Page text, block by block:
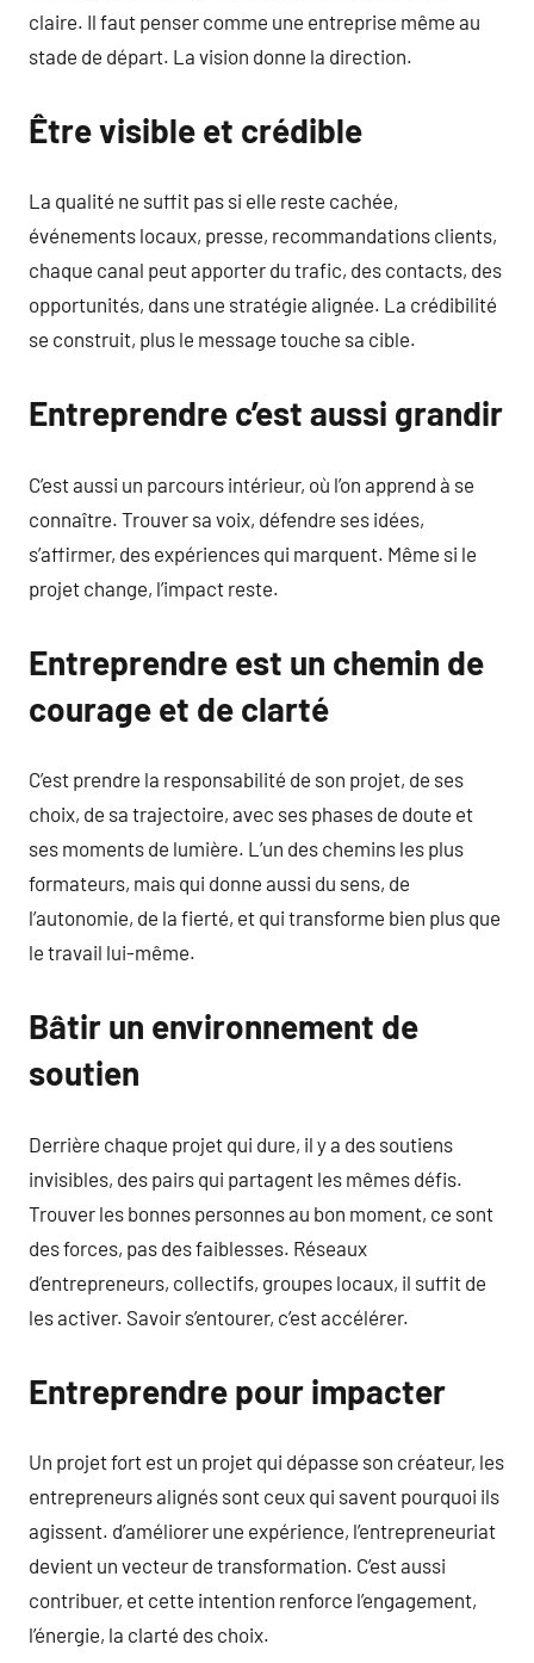
claire. Il faut penser comme une entreprise même au
stade de départ. La vision donne la direction.
Être visible et crédible
La qualité ne suffit pas si elle reste cachée,
événements locaux, presse, recommandations clients,
chaque canal peut apporter du trafic, des contacts, des
opportunités, dans une stratégie alignée. La crédibilité
se construit, plus le message touche sa cible.
Entreprendre c’est aussi grandir
C’est aussi un parcours intérieur, où l’on apprend à se
connaître. Trouver sa voix, défendre ses idées,
s’affirmer, des expériences qui marquent. Même si le
projet change, l’impact reste.
Entreprendre est un chemin de
courage et de clarté
C’est prendre la responsabilité de son projet, de ses
choix, de sa trajectoire, avec ses phases de doute et
ses moments de lumière. L’un des chemins les plus
formateurs, mais qui donne aussi du sens, de
l’autonomie, de la fierté, et qui transforme bien plus que
le travail lui-même.
Bâtir un environnement de
soutien
Derrière chaque projet qui dure, il y a des soutiens
invisibles, des pairs qui partagent les mêmes défis.
Trouver les bonnes personnes au bon moment, ce sont
des forces, pas des faiblesses. Réseaux
d’entrepreneurs, collectifs, groupes locaux, il suffit de
les activer. Savoir s’entourer, c’est accélérer.
Entreprendre pour impacter
Un projet fort est un projet qui dépasse son créateur, les
entrepreneurs alignés sont ceux qui savent pourquoi ils
agissent. d’améliorer une expérience, l’entrepreneuriat
devient un vecteur de transformation. C’est aussi
contribuer, et cette intention renforce l’engagement,
l’énergie, la clarté des choix.